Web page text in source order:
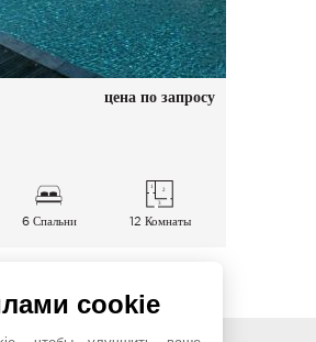
цена по запросу
6 Спальни 12 Комнаты
cookie